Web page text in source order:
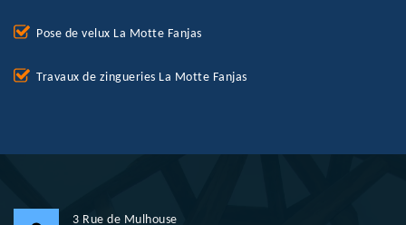
Pose de velux La Motte Fanjas
Travaux de zingueries La Motte Fanjas
3 Rue de Mulhouse